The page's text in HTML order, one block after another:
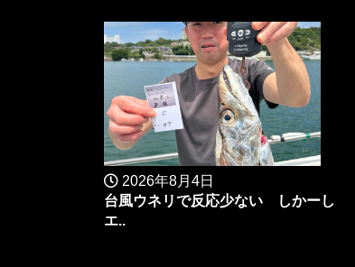
2026年8月4日
台風ウネリで反応少ない しかーし
エ..